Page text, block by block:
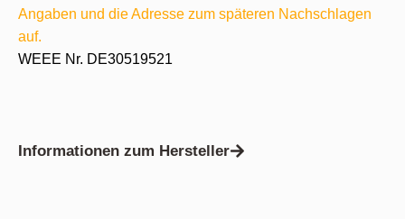
Angaben und die Adresse zum späteren Nachschlagen
auf.
WEEE Nr. DE30519521
Informationen zum Hersteller